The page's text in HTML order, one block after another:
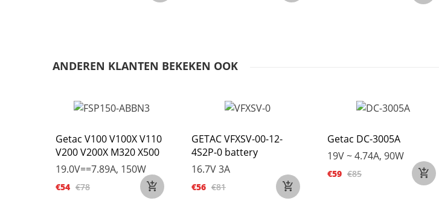
ANDEREN KLANTEN BEKEKEN OOK
Getac V100 V100X V110
V200 V200X M320 X500
19.0V==7.89A, 150W
€54 €78
GETAC VFXSV-00-12-
4S2P-0 battery
16.7V 3A
€56 €81
Getac DC-3005A
19V ~ 4.74A, 90W
€59 €85